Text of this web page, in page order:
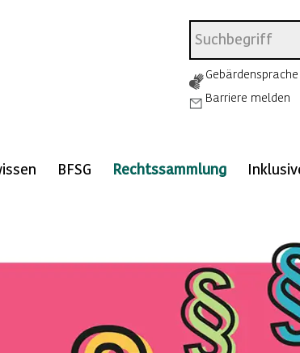
Gebärdensprache
Barriere melden
BFSG Rechtssammlung